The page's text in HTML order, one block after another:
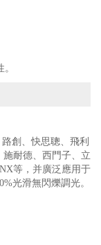
創、快思聰、飛利
耐德、西門子、立
等，并廣泛應用于
光滑無閃爍調光。